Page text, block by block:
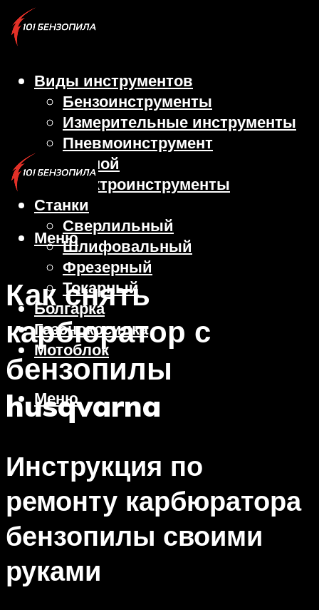
Виды инструментов
Бензоинструменты
Измерительные инструменты
Пневмоинструмент
Ручной
Электроинструменты
Станки
Сверлильный
Шлифовальный
Фрезерный
Токарный
Болгарка
Газонокосилка
Мотоблок
Меню
Меню
Как снять
карбюратор с
бензопилы
husqvarna
Инструкция по
ремонту карбюратора
бензопилы своими
руками